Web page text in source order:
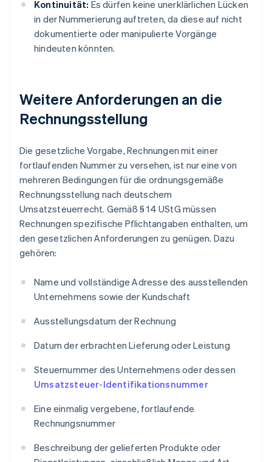
Kontinuität: Es dürfen keine unerklärlichen Lücken
in der Nummerierung auftreten, da diese auf nicht
dokumentierte oder manipulierte Vorgänge
hindeuten könnten.
Weitere Anforderungen an die
Rechnungsstellung
Die gesetzliche Vorgabe, Rechnungen mit einer
fortlaufenden Nummer zu versehen, ist nur eine von
mehreren Bedingungen für die ordnungsgemäße
Rechnungsstellung nach deutschem
Umsatzsteuerrecht. Gemäß § 14 UStG müssen
Rechnungen spezifische Pflichtangaben enthalten, um
den gesetzlichen Anforderungen zu genügen. Dazu
gehören:
Name und vollständige Adresse des ausstellenden
Unternehmens sowie der Kundschaft
Ausstellungsdatum der Rechnung
Datum der erbrachten Lieferung oder Leistung
Steuernummer des Unternehmens oder dessen
Umsatzsteuer-Identifikationsnummer
Eine einmalig vergebene, fortlaufende
Rechnungsnummer
Beschreibung der gelieferten Produkte oder